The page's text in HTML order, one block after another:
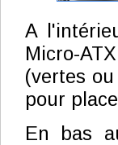
A
Micro-
(vertes
pour
En bas